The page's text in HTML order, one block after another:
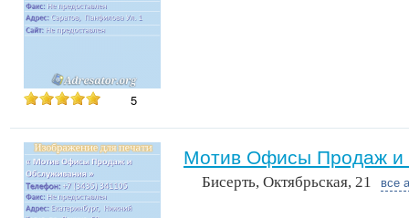
5
Мотив Офисы Продаж и
Бисерть, Октябрьская, 21 все